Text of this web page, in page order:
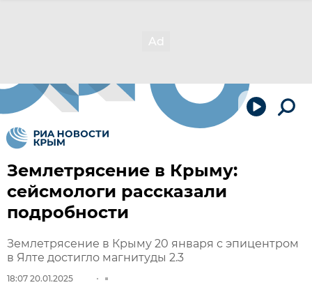
Землетрясение в Крыму:
сейсмологи рассказали
подробности
Землетрясение в Крыму 20 января с эпицентром
в Ялте достигло магнитуды 2.3
18:07 20.01.2025